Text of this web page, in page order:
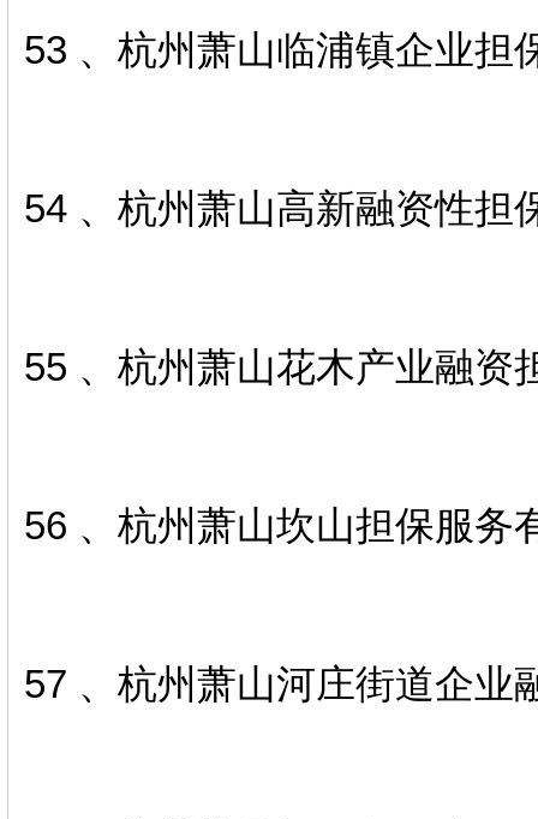
53 、杭州萧山临浦镇企业担
54 、杭州萧山高新融资性担
55 、杭州萧山花木产业融资
56 、杭州萧山坎山担保服务
57 、杭州萧山河庄街道企业